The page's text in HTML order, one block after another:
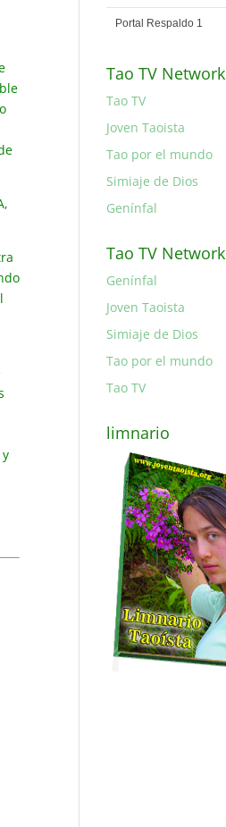
Portal Respaldo 1
Tao TV Network
Tao TV
Joven Taoista
Tao por el mundo
Simiaje de Dios
Genínfal
Tao TV Network
Genínfal
Joven Taoista
Simiaje de Dios
Tao por el mundo
Tao TV
limnario